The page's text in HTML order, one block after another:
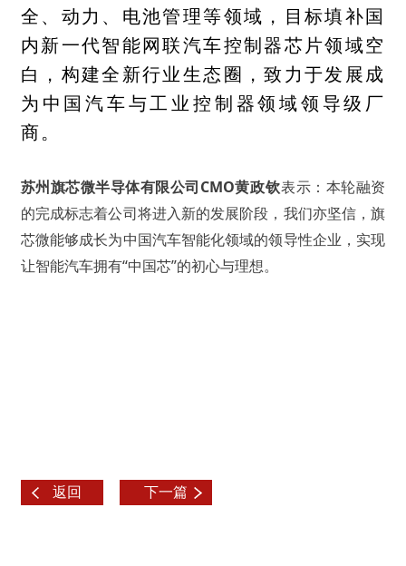
全、动力、电池管理等领域，目标填补国
内新一代智能网联汽车控制器芯片领域空
白，构建全新行业生态圈，致力于发展成
为中国汽车与工业控制器领域领导级厂
商。
苏州旗芯微半导体有限公司CMO黄政钦表示：本轮融资
的完成标志着公司将进入新的发展阶段，我们亦坚信，旗
芯微能够成长为中国汽车智能化领域的领导性企业，实现
让智能汽车拥有“中国芯”的初心与理想。
返回 下一篇